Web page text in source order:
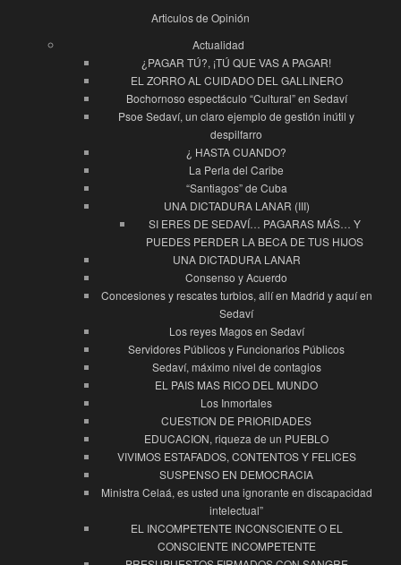
Articulos de Opinión
Actualidad
¿PAGAR TÚ?, ¡TÚ QUE VAS A PAGAR!
EL ZORRO AL CUIDADO DEL GALLINERO
Bochornoso espectáculo “Cultural” en Sedaví
Psoe Sedaví, un claro ejemplo de gestión inútil y
despilfarro
¿ HASTA CUANDO?
La Perla del Caribe
“Santiagos” de Cuba
UNA DICTADURA LANAR (III)
SI ERES DE SEDAVÍ… PAGARAS MÁS… Y
PUEDES PERDER LA BECA DE TUS HIJOS
UNA DICTADURA LANAR
Consenso y Acuerdo
Concesiones y rescates turbios, allí en Madrid y aquí en
Sedaví
Los reyes Magos en Sedaví
Servidores Públicos y Funcionarios Públicos
Sedaví, máximo nivel de contagios
EL PAIS MAS RICO DEL MUNDO
Los Inmortales
CUESTION DE PRIORIDADES
EDUCACION, riqueza de un PUEBLO
VIVIMOS ESTAFADOS, CONTENTOS Y FELICES
SUSPENSO EN DEMOCRACIA
Ministra Celaá, es usted una ignorante en discapacidad
intelectual”
EL INCOMPETENTE INCONSCIENTE O EL
CONSCIENTE INCOMPETENTE